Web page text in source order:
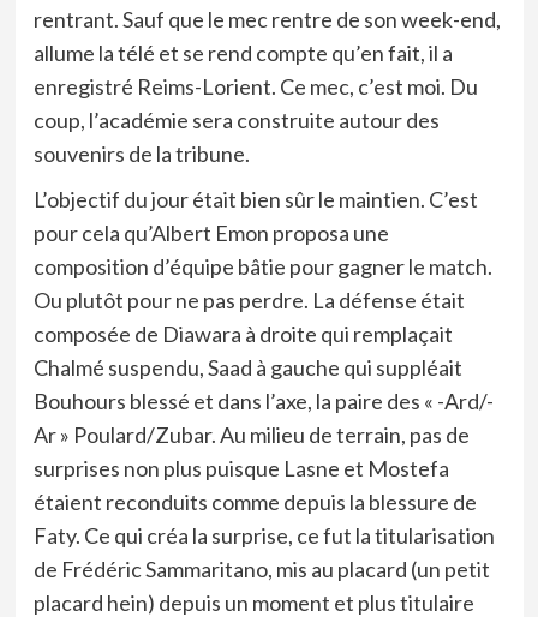
rentrant. Sauf que le mec rentre de son week-end,
allume la télé et se rend compte qu’en fait, il a
enregistré Reims-Lorient. Ce mec, c’est moi. Du
coup, l’académie sera construite autour des
souvenirs de la tribune.
L’objectif du jour était bien sûr le maintien. C’est
pour cela qu’Albert Emon proposa une
composition d’équipe bâtie pour gagner le match.
Ou plutôt pour ne pas perdre. La défense était
composée de Diawara à droite qui remplaçait
Chalmé suspendu, Saad à gauche qui suppléait
Bouhours blessé et dans l’axe, la paire des « -Ard/-
Ar » Poulard/Zubar. Au milieu de terrain, pas de
surprises non plus puisque Lasne et Mostefa
étaient reconduits comme depuis la blessure de
Faty. Ce qui créa la surprise, ce fut la titularisation
de Frédéric Sammaritano, mis au placard (un petit
placard hein) depuis un moment et plus titulaire